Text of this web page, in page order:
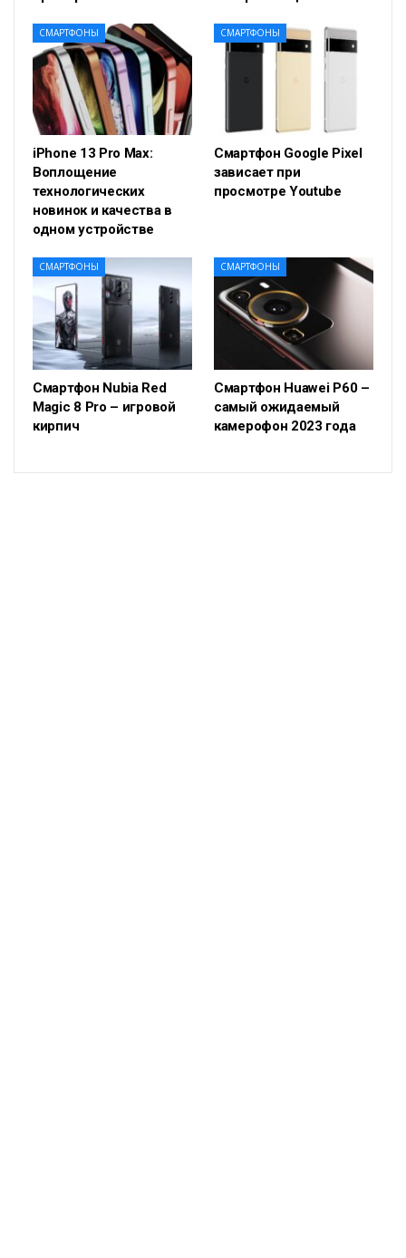
СМАРТФОНЫ
iPhone 13 Pro Max:
Воплощение
технологических
новинок и качества в
одном устройстве
СМАРТФОНЫ
Смартфон Google Pixel
зависает при
просмотре Youtube
СМАРТФОНЫ
Смартфон Nubia Red
Magic 8 Pro – игровой
кирпич
СМАРТФОНЫ
Смартфон Huawei P60 –
самый ожидаемый
камерофон 2023 года